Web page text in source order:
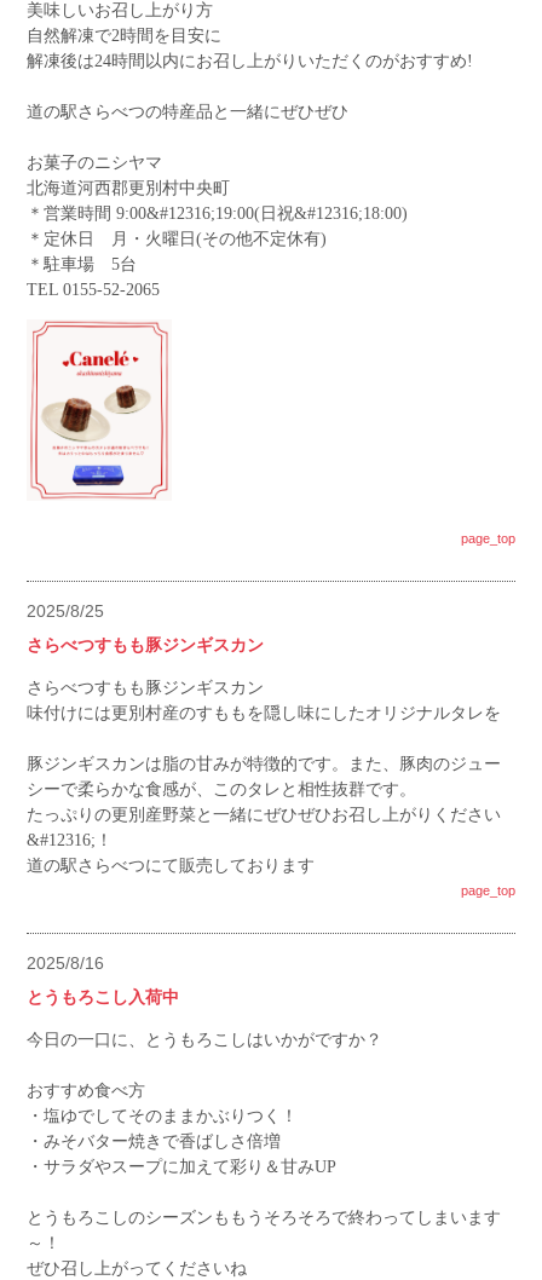
美味しいお召し上がり方
自然解凍で2時間を目安に
解凍後は24時間以内にお召し上がりいただくのがおすすめ!
道の駅さらべつの特産品と一緒にぜひぜひ
お菓子のニシヤマ
北海道河西郡更別村中央町
＊営業時間 9:00&#12316;19:00(日祝&#12316;18:00)
＊定休日 月・火曜日(その他不定休有)
＊駐車場 5台
TEL 0155-52-2065
page_top
2025/8/25
さらべつすもも豚ジンギスカン
さらべつすもも豚ジンギスカン
味付けには更別村産のすももを隠し味にしたオリジナルタレを
豚ジンギスカンは脂の甘みが特徴的です。また、豚肉のジュー
シーで柔らかな食感が、このタレと相性抜群です。
たっぷりの更別産野菜と一緒にぜひぜひお召し上がりください
&#12316;！
道の駅さらべつにて販売しております
page_top
2025/8/16
とうもろこし入荷中
今日の一口に、とうもろこしはいかがですか？
おすすめ食べ方
・塩ゆでしてそのままかぶりつく！
・みそバター焼きで香ばしさ倍増
・サラダやスープに加えて彩り＆甘みUP
とうもろこしのシーズンももうそろそろで終わってしまいます
～！
ぜひ召し上がってくださいね